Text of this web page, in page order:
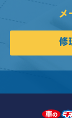
メ
修